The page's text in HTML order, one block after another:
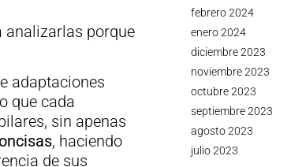
analizarlas porque
adaptaciones
que cada
sin apenas
, haciendo
de sus
febrero 2024
enero 2024
diciembre 2023
noviembre 2023
octubre 2023
septiembre 2023
agosto 2023
julio 2023